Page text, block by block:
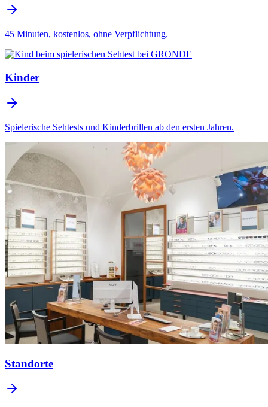
45 Minuten, kostenlos, ohne Verpflichtung.
Kinder
Spielerische Sehtests und Kinderbrillen ab den ersten Jahren.
Standorte